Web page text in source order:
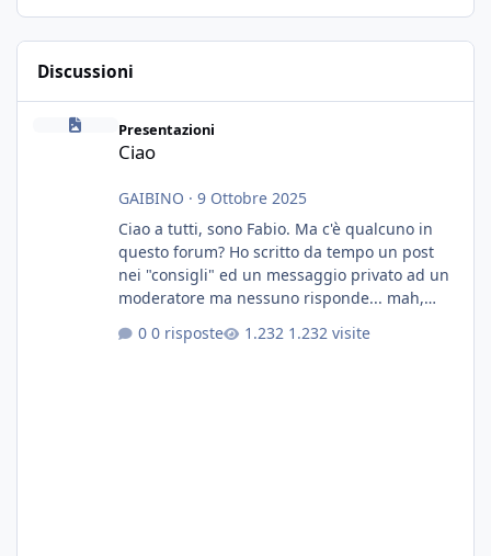
Discussioni
Presentazioni
Ciao
GAIBINO · 9 Ottobre 2025
Ciao a tutti, sono Fabio. Ma c'è qualcuno in
questo forum? Ho scritto da tempo un post
nei "consigli" ed un messaggio privato ad un
moderatore ma nessuno risponde... mah,
0 risposte 1.232 visite